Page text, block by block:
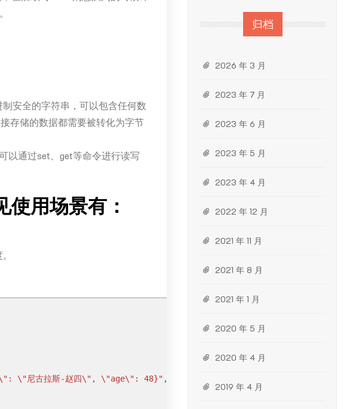
安全的字符串，可以包含任何数
存储的数据都需要被转化为字节
以通过set、get等命令进行读写
使用场景有：
: \"尼古拉斯-赵四\" , \"age\" : 48}" ,
归档
2026 年 3 月
2023 年 7 月
2023 年 6 月
2023 年 5 月
2023 年 4 月
2022 年 12 月
2021 年 11 月
2021 年 8 月
2021 年 1 月
2020 年 5 月
2020 年 4 月
2019 年 4 月